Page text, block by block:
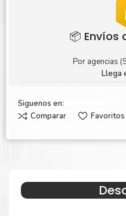
📦 Envíos
Por agencias
Llega
Siguenos en:
Comparar
Favoritos